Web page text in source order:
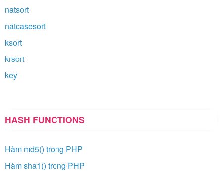
natsort
natcasesort
ksort
krsort
key
HASH FUNCTIONS
Hàm md5() trong PHP
Hàm sha1() trong PHP